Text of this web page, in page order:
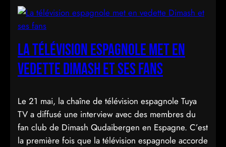
La télévision espagnole met en
vedette Dimash et ses fans
Le 21 mai, la chaîne de télévision espagnole Tuya
TV a diffusé une interview avec des membres du
fan club de Dimash Qudaibergen en Espagne. C’est
la première fois que la télévision espagnole accorde